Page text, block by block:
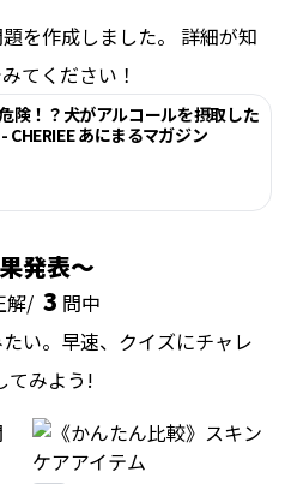
を作成しました。 詳細が知
てください！
険！？犬がアルコールを摂取した
CHERIEE あにまるマガジン
発表
解/ 3 問中
い。早速、クイズにチャレ
てみよう!